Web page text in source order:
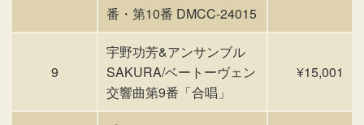
番・第10番 DMCC-24015
9
宇野功芳&アンサンブル
SAKURA/ベートーヴェン
交響曲第9番「合唱」
¥15,001